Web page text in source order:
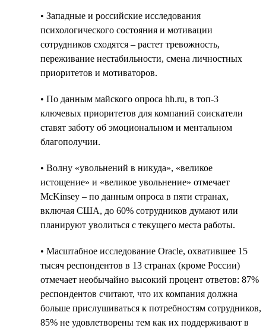
• Западные и российские исследования
психологического состояния и мотивации
сотрудников сходятся – растет тревожность,
переживание нестабильности, смена личностных
приоритетов и мотиваторов.
• По данным майского опроса hh.ru, в топ-3
ключевых приоритетов для компаний соискатели
ставят заботу об эмоциональном и ментальном
благополучии.
• Волну «увольнений в никуда», «великое
истощение» и «великое увольнение» отмечает
McKinsey – по данным опроса в пяти странах,
включая США, до 60% сотрудников думают или
планируют уволиться с текущего места работы.
• Масштабное исследование Oracle, охватившее 15
тысяч респондентов в 13 странах (кроме России)
отмечает необычайно высокий процент ответов: 87%
респондентов считают, что их компания должна
больше прислушиваться к потребностям сотрудников,
85% не удовлетворены тем как их поддерживают в